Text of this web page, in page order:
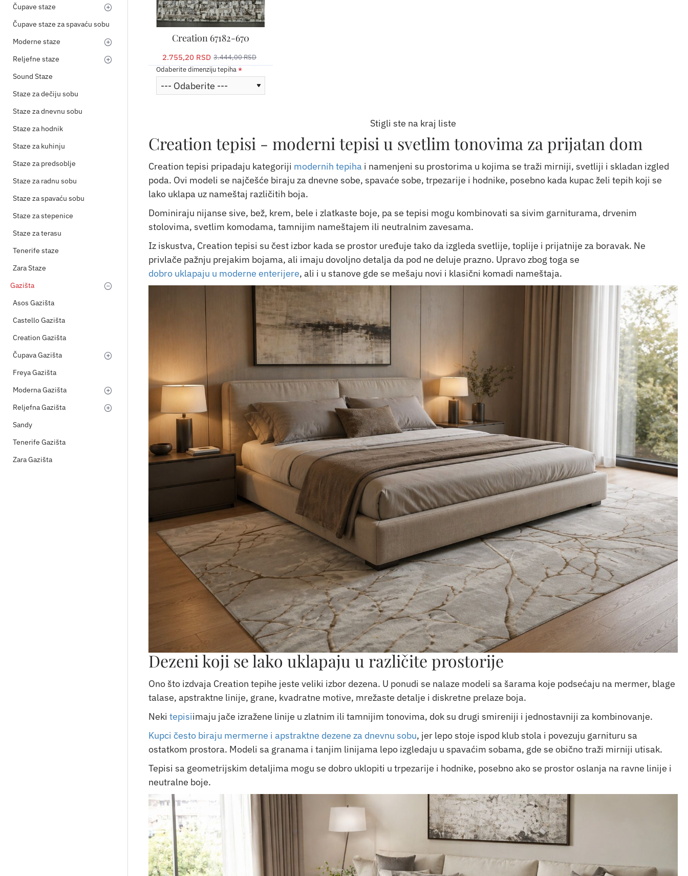
Čupave staze
Čupave staze za spavaću sobu
Moderne staze
Reljefne staze
Sound Staze
Staze za dečiju sobu
Staze za dnevnu sobu
Staze za hodnik
Staze za kuhinju
Staze za predsoblje
Staze za radnu sobu
Staze za spavaću sobu
Staze za stepenice
Staze za terasu
Tenerife staze
Zara Staze
Gazišta
Asos Gazišta
Castello Gazišta
Creation Gazišta
Čupava Gazišta
Freya Gazišta
Moderna Gazišta
Reljefna Gazišta
Sandy
Tenerife Gazišta
Zara Gazišta
Creation tepisi - moderni tepisi u svetlim tonovima za prijatan dom
Creation tepisi pripadaju kategoriji modernih tepiha i namenjeni su prostorima u kojima se traži mirniji, svetliji i skladan izgled
poda. Ovi modeli se najčešće biraju za dnevne sobe, spavaće sobe, trpezarije i hodnike, posebno kada kupac želi tepih koji se
lako uklapa uz nameštaj različitih boja.
Dominiraju nijanse sive, bež, krem, bele i zlatkaste boje, pa se tepisi mogu kombinovati sa sivim garniturama, drvenim
stolovima, svetlim komodama, tamnijim nameštajem ili neutralnim zavesama.
Iz iskustva, Creation tepisi su čest izbor kada se prostor uređuje tako da izgleda svetlije, toplije i prijatnije za boravak. Ne
privlače pažnju prejakim bojama, ali imaju dovoljno detalja da pod ne deluje prazno. Upravo zbog toga se
dobro uklapaju u moderne enterijere, ali i u stanove gde se mešaju novi i klasični komadi nameštaja.
Dezeni koji se lako uklapaju u različite prostorije
Ono što izdvaja Creation tepihe jeste veliki izbor dezena. U ponudi se nalaze modeli sa šarama koje podsećaju na mermer, blage
talase, apstraktne linije, grane, kvadratne motive, mrežaste detalje i diskretne prelaze boja.
Neki tepisiimaju jače izražene linije u zlatnim ili tamnijim tonovima, dok su drugi smireniji i jednostavniji za kombinovanje.
Kupci često biraju mermerne i apstraktne dezene za dnevnu sobu, jer lepo stoje ispod klub stola i povezuju garnituru sa
ostatkom prostora. Modeli sa granama i tanjim linijama lepo izgledaju u spavaćim sobama, gde se obično traži mirniji utisak.
Tepisi sa geometrijskim detaljima mogu se dobro uklopiti u trpezarije i hodnike, posebno ako se prostor oslanja na ravne linije i
neutralne boje.
Creation 67182-670
2.755,20 RSD 3.444,00 RSD
Odaberite dimenziju tepiha
Stigli ste na kraj liste